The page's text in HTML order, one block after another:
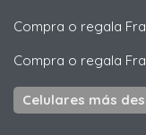
Compra o regala
Compra o regala
Celulares más